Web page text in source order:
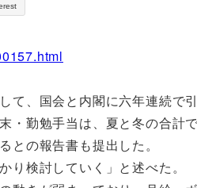
、国会と内閣に六年連続で
・勤勉手当は、夏と冬の合計
の報告書も提出した。
検討していく」と述べた。